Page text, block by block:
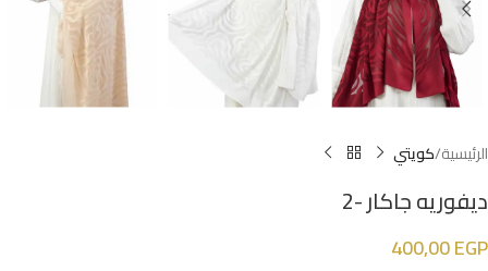
الرئيسية كويتي
ديفوريه جاكار -2
400,00EGP